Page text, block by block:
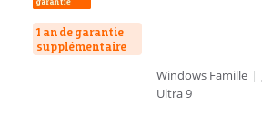
1 an de garantie
supplémentaire
Windows Famille |
Ultra 9